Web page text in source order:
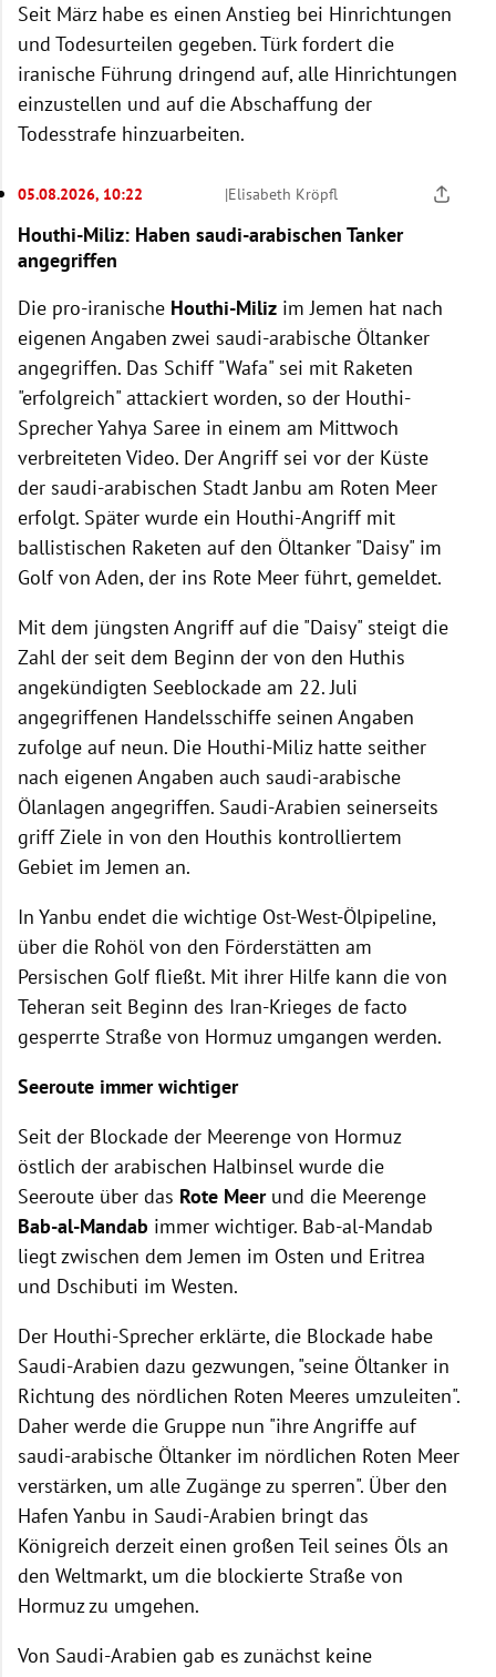
Seit März habe es einen Anstieg bei Hinrichtungen
und Todesurteilen gegeben. Türk fordert die
iranische Führung dringend auf, alle Hinrichtungen
einzustellen und auf die Abschaffung der
Todesstrafe hinzuarbeiten.
05.08.2026, 10:22 |Elisabeth Kröpfl
Houthi-Miliz: Haben saudi-arabischen Tanker
angegriffen
Die pro-iranische Houthi-Miliz im Jemen hat nach
eigenen Angaben zwei saudi-arabische Öltanker
angegriffen. Das Schiff "Wafa" sei mit Raketen
"erfolgreich" attackiert worden, so der Houthi-
Sprecher Yahya Saree in einem am Mittwoch
verbreiteten Video. Der Angriff sei vor der Küste
der saudi-arabischen Stadt Janbu am Roten Meer
erfolgt. Später wurde ein Houthi-Angriff mit
ballistischen Raketen auf den Öltanker "Daisy" im
Golf von Aden, der ins Rote Meer führt, gemeldet.
Mit dem jüngsten Angriff auf die "Daisy" steigt die
Zahl der seit dem Beginn der von den Huthis
angekündigten Seeblockade am 22. Juli
angegriffenen Handelsschiffe seinen Angaben
zufolge auf neun. Die Houthi-Miliz hatte seither
nach eigenen Angaben auch saudi-arabische
Ölanlagen angegriffen. Saudi-Arabien seinerseits
griff Ziele in von den Houthis kontrolliertem
Gebiet im Jemen an.
In Yanbu endet die wichtige Ost-West-Ölpipeline,
über die Rohöl von den Förderstätten am
Persischen Golf fließt. Mit ihrer Hilfe kann die von
Teheran seit Beginn des Iran-Krieges de facto
gesperrte Straße von Hormuz umgangen werden.
Seeroute immer wichtiger
Seit der Blockade der Meerenge von Hormuz
östlich der arabischen Halbinsel wurde die
Seeroute über das Rote Meerund die Meerenge
Bab-al-Mandab immer wichtiger. Bab-al-Mandab
liegt zwischen dem Jemen im Osten und Eritrea
und Dschibuti im Westen.
Der Houthi-Sprecher erklärte, die Blockade habe
Saudi-Arabien dazu gezwungen, "seine Öltanker in
Richtung des nördlichen Roten Meeres umzuleiten".
Daher werde die Gruppe nun "ihre Angriffe auf
saudi-arabische Öltanker im nördlichen Roten Meer
verstärken, um alle Zugänge zu sperren". Über den
Hafen Yanbu in Saudi-Arabien bringt das
Königreich derzeit einen großen Teil seines Öls an
den Weltmarkt, um die blockierte Straße von
Hormuz zu umgehen.
Von Saudi-Arabien gab es zunächst keine